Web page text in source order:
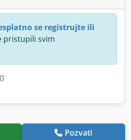
se registrujte ili
pristupili svim
Pozvati